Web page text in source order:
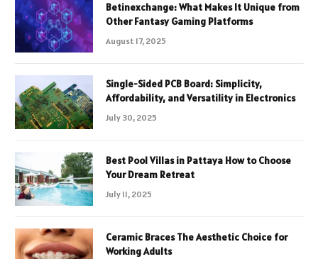
Betinexchange: What Makes It Unique from
Other Fantasy Gaming Platforms
August 17, 2025
Single-Sided PCB Board: Simplicity,
Affordability, and Versatility in Electronics
July 30, 2025
Best Pool Villas in Pattaya How to Choose
Your Dream Retreat
July 11, 2025
Ceramic Braces The Aesthetic Choice for
Working Adults